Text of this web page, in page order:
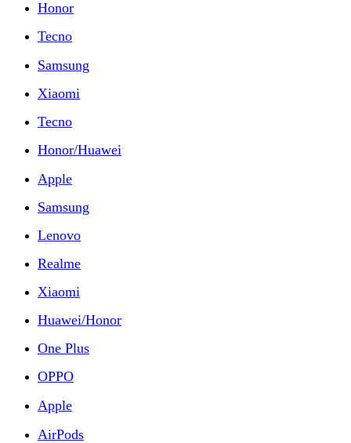
Honor
Tecno
Samsung
Xiaomi
Tecno
Honor/Huawei
Apple
Samsung
Lenovo
Realme
Xiaomi
Huawei/Honor
One Plus
OPPO
Apple
AirPods